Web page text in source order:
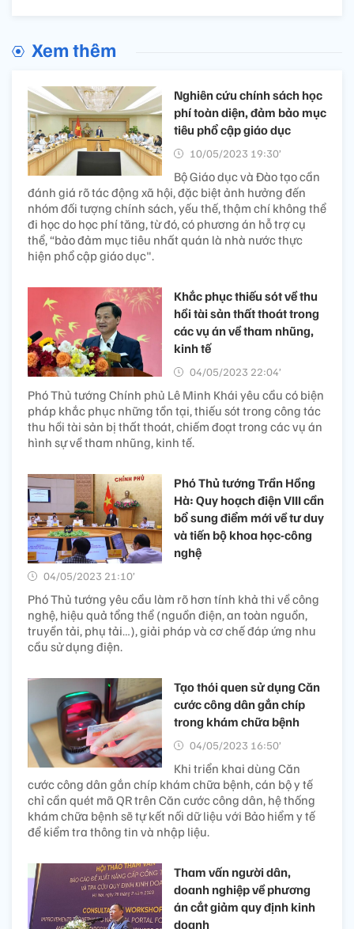
Xem thêm
Nghiên cứu chính sách học
phí toàn diện, đảm bảo mục
tiêu phổ cập giáo dục
10/05/2023 19:30’
Bộ Giáo dục và Đào tạo cần
đánh giá rõ tác động xã hội, đặc biệt ảnh hưởng đến
nhóm đối tượng chính sách, yếu thế, thậm chí không thể
đi học do học phí tăng, từ đó, có phương án hỗ trợ cụ
thể, “bảo đảm mục tiêu nhất quán là nhà nước thực
hiện phổ cập giáo dục".
Khắc phục thiếu sót về thu
hồi tài sản thất thoát trong
các vụ án về tham nhũng,
kinh tế
04/05/2023 22:04’
Phó Thủ tướng Chính phủ Lê Minh Khái yêu cầu có biện
pháp khắc phục những tồn tại, thiếu sót trong công tác
thu hồi tài sản bị thất thoát, chiếm đoạt trong các vụ án
hình sự về tham nhũng, kinh tế.
Phó Thủ tướng Trần Hồng
Hà: Quy hoạch điện VIII cần
bổ sung điểm mới về tư duy
và tiến bộ khoa học-công
nghệ
04/05/2023 21:10’
Phó Thủ tướng yêu cầu làm rõ hơn tính khả thi về công
nghệ, hiệu quả tổng thể (nguồn điện, an toàn nguồn,
truyền tải, phụ tải…), giải pháp và cơ chế đáp ứng nhu
cầu sử dụng điện.
Tạo thói quen sử dụng Căn
cước công dân gắn chíp
trong khám chữa bệnh
04/05/2023 16:50’
Khi triển khai dùng Căn
cước công dân gắn chíp khám chữa bệnh, cán bộ y tế
chỉ cần quét mã QR trên Căn cước công dân, hệ thống
khám chữa bệnh sẽ tự kết nối dữ liệu với Bảo hiểm y tế
để kiểm tra thông tin và nhập liệu.
Tham vấn người dân,
doanh nghiệp về phương
án cắt giảm quy định kinh
doanh